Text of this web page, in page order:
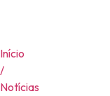
conteúdo
Início
/
Notícias